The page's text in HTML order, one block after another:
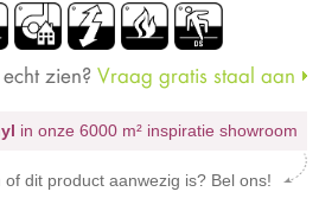
zien? Vraag gratis staal aan
in onze 6000 m² inspiratie showroom
dit product aanwezig is? Bel ons!